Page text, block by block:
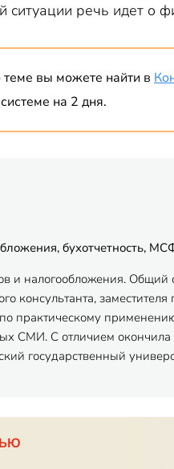
речь идет о
вы можете найти в
на 2 дня.
бухотчетность,
и налогообложения.
консультанта,
практическому применению
СМИ. С отличием окончила
государственный